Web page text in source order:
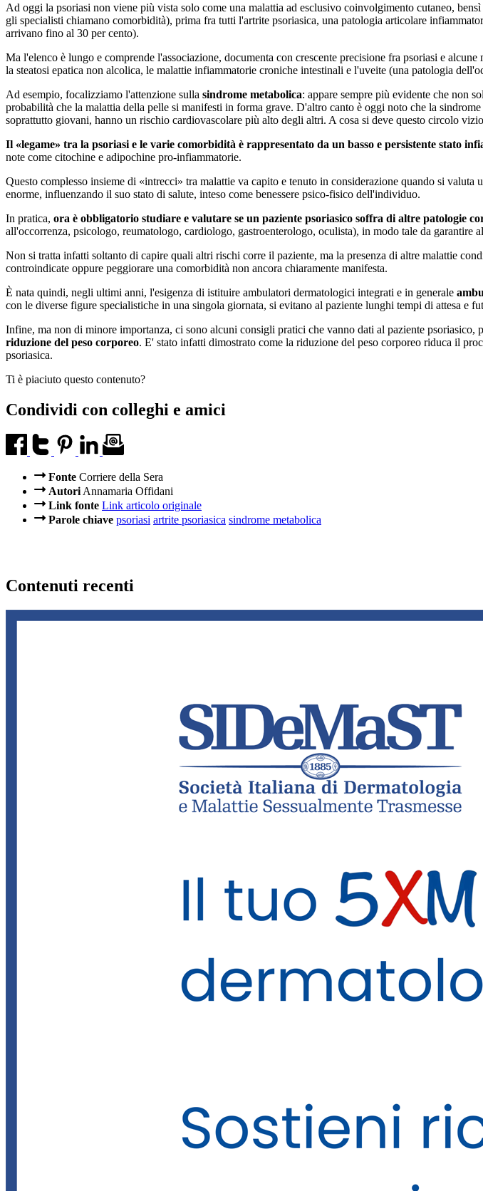
Ad oggi la psoriasi non viene più vista solo come una malattia ad esclusivo coinvolgimento cutaneo,
gli specialisti chiamano comorbidità), prima fra tutti l'artrite psoriasica, una patologia articolare
arrivano fino al 30 per cento).
Ma l'elenco è lungo e comprende l'associazione, documenta con crescente precisione fra psoriasi e
la steatosi epatica non alcolica, le malattie infiammatorie croniche intestinali e l'uveite (una patologia
Ad esempio, focalizziamo l'attenzione sulla sindrome metabolica: appare sempre più evidente che non
probabilità che la malattia della pelle si manifesti in forma grave. D'altro canto è oggi noto che la
soprattutto giovani, hanno un rischio cardiovascolare più alto degli altri. A cosa si deve questo circolo
Il «legame» tra la psoriasi e le varie comorbidità è rappresentato da un basso e persistente stato
note come citochine e adipochine pro-infiammatorie.
Questo complesso insieme di «intrecci» tra malattie va capito e tenuto in considerazione quando si
enorme, influenzando il suo stato di salute, inteso come benessere psico-fisico dell'individuo.
In pratica, ora è obbligatorio studiare e valutare se un paziente psoriasico soffra di altre patologie
all'occorrenza, psicologo, reumatologo, cardiologo, gastroenterologo, oculista), in modo tale da garantire
Non si tratta infatti soltanto di capire quali altri rischi corre il paziente, ma la presenza di altre malattie
controindicate oppure peggiorare una comorbidità non ancora chiaramente manifesta.
È nata quindi, negli ultimi anni, l'esigenza di istituire ambulatori dermatologici integrati e in generale
con le diverse figure specialistiche in una singola giornata, si evitano al paziente lunghi tempi di attesa e
Infine, ma non di minore importanza, ci sono alcuni consigli pratici che vanno dati al paziente psoriasico,
riduzione del peso corporeo. E' stato infatti dimostrato come la riduzione del peso corporeo riduca il
psoriasica.
Ti è piaciuto questo contenuto?
Condividi con colleghi e amici
Fonte Corriere della Sera
Autori Annamaria Offidani
Link fonte Link articolo originale
Parole chiave psoriasi artrite psoriasica sindrome metabolica
Contenuti recenti